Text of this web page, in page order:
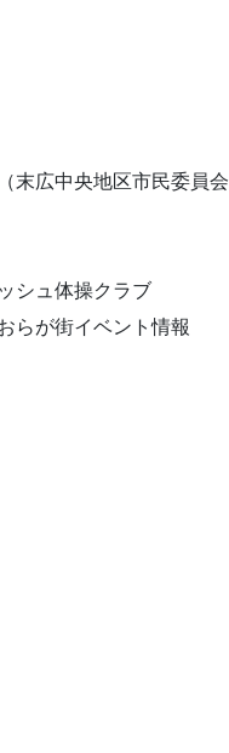
広中央地区市民委員会
シュ体操クラブ
が街イベント情報